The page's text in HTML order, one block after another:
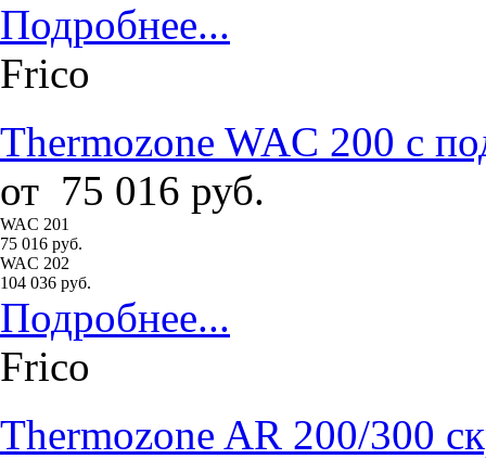
Подробнее...
Frico
Thermozone WAC 200 с
от 75 016 руб.
WAC 201
75 016 руб.
WAC 202
104 036 руб.
Подробнее...
Frico
Thermozone AR 200/300